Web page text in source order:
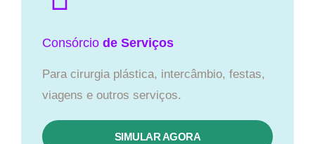
Consórcio de Serviços
Para cirurgia plástica, intercâmbio, festas,
viagens e outros serviços.
SIMULAR AGORA